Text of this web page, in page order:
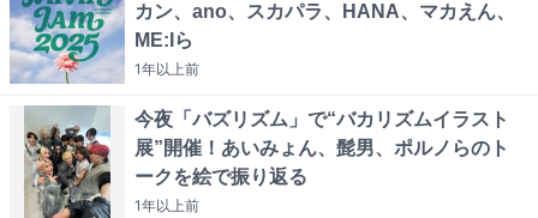
カン、ano、スカパラ、HANA、マカえん、
ME:Iら
1年以上前
今夜「バズリズム」で“バカリズムイラスト
展”開催！あいみょん、髭男、ポルノらのト
ークを絵で振り返る
1年以上前